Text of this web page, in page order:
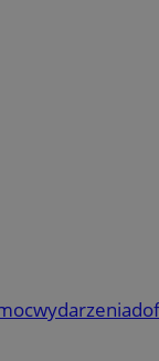
wydarzenia